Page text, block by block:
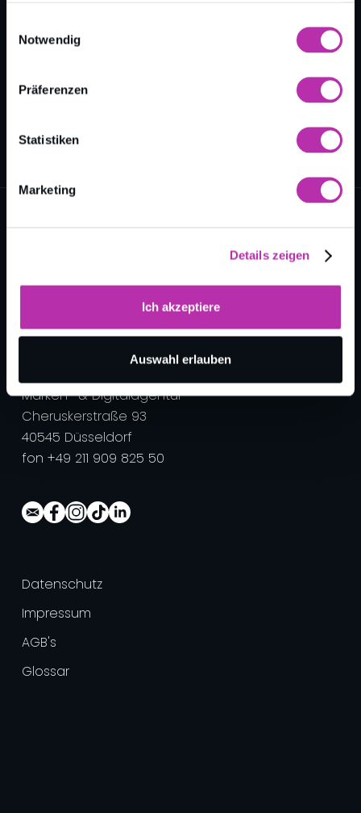
Notwendig
Präferenzen
Statistiken
Marketing
Details zeigen
Ich akzeptiere
Auswahl erlauben
nk neue kommunikation ist eine Marke der
Marken- & Digitalagentur
Cheruskerstraße 93
40545 Düsseldorf
fon +49 211 909 825 50
Datenschutz
Impressum
AGB's
Glossar